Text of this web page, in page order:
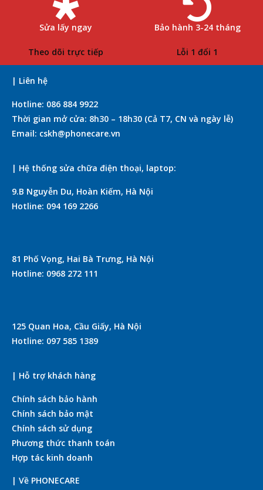
Sửa lấy ngay
Theo dõi trực tiếp
Bảo hành 3-24 tháng
Lỗi 1 đổi 1
| Liên hệ
Hotline: 086 884 9922
Thời gian mở cửa: 8h30 – 18h30 (Cả T7, CN và ngày lễ)
Email: cskh@phonecare.vn
| Hệ thống sửa chữa điện thoại, laptop:
9.B Nguyễn Du, Hoàn Kiếm, Hà Nội
Hotline: 094 169 2266
81 Phố Vọng, Hai Bà Trưng, Hà Nội
Hotline: 0968 272 111
125 Quan Hoa, Cầu Giấy, Hà Nội
Hotline: 097 585 1389
| Hỗ trợ khách hàng
Chính sách bảo hành
Chính sách bảo mật
Chính sách sử dụng
Phương thức thanh toán
Hợp tác kinh doanh
| Về PHONECARE